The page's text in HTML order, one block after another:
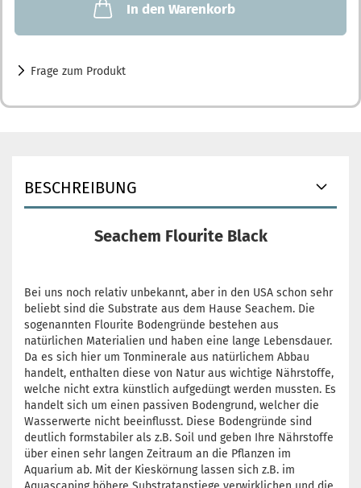
In den Warenkorb
Frage zum Produkt
BESCHREIBUNG
Seachem Flourite Black
Bei uns noch relativ unbekannt, aber in den USA schon sehr
beliebt sind die Substrate aus dem Hause Seachem. Die
sogenannten Flourite Bodengründe bestehen aus
natürlichen Materialien und haben eine lange Lebensdauer.
Da es sich hier um Tonminerale aus natürlichem Abbau
handelt, enthalten diese von Natur aus wichtige Nährstoffe,
welche nicht extra künstlich aufgedüngt werden mussten. Es
handelt sich um einen passiven Bodengrund, welcher die
Wasserwerte nicht beeinflusst. Diese Bodengründe sind
deutlich formstabiler als z.B. Soil und geben Ihre Nährstoffe
über einen sehr langen Zeitraum an die Pflanzen im
Aquarium ab. Mit der Kieskörnung lassen sich z.B. im